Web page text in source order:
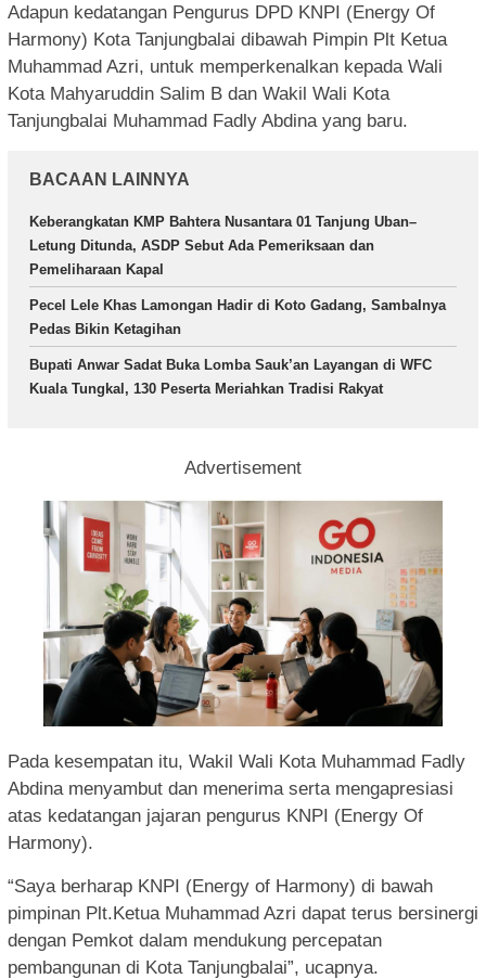
Adapun kedatangan Pengurus DPD KNPI (Energy Of
Harmony) Kota Tanjungbalai dibawah Pimpin Plt Ketua
Muhammad Azri, untuk memperkenalkan kepada Wali
Kota Mahyaruddin Salim B dan Wakil Wali Kota
Tanjungbalai Muhammad Fadly Abdina yang baru.
BACAAN LAINNYA
Keberangkatan KMP Bahtera Nusantara 01 Tanjung Uban–
Letung Ditunda, ASDP Sebut Ada Pemeriksaan dan
Pemeliharaan Kapal
Pecel Lele Khas Lamongan Hadir di Koto Gadang, Sambalnya
Pedas Bikin Ketagihan
Bupati Anwar Sadat Buka Lomba Sauk’an Layangan di WFC
Kuala Tungkal, 130 Peserta Meriahkan Tradisi Rakyat
Advertisement
Pada kesempatan itu, Wakil Wali Kota Muhammad Fadly
Abdina menyambut dan menerima serta mengapresiasi
atas kedatangan jajaran pengurus KNPI (Energy Of
Harmony).
“Saya berharap KNPI (Energy of Harmony) di bawah
pimpinan Plt.Ketua Muhammad Azri dapat terus bersinergi
dengan Pemkot dalam mendukung percepatan
pembangunan di Kota Tanjungbalai”, ucapnya.